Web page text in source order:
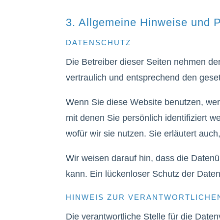
3. Allgemeine Hinweise und
DATENSCHUTZ
Die Betreiber dieser Seiten nehmen
vertraulich und entsprechend den
Wenn Sie diese Website benutzen,
mit denen Sie persönlich identifiziert
wofür wir sie nutzen. Sie erläutert
Wir weisen darauf hin, dass die
kann. Ein lückenloser Schutz der
HINWEIS ZUR
Die verantwortliche Stelle für die